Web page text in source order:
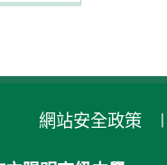
網站安全政策